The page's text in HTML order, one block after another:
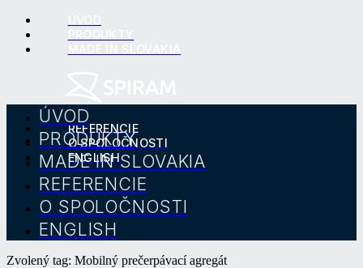
REFERENCIE
O SPOLOČNOSTI
ENGLISH
ÚVOD
PRODUKTY
MADE IN SLOVAKIA
REFERENCIE
O SPOLOČNOSTI
ENGLISH
Zvolený tag: Mobilný prečerpávací agregát